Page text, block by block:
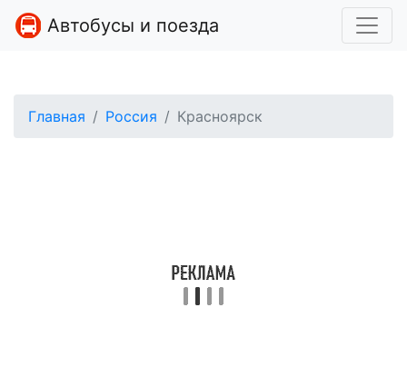
Автобусы и поезда
Главная Россия Красноярск